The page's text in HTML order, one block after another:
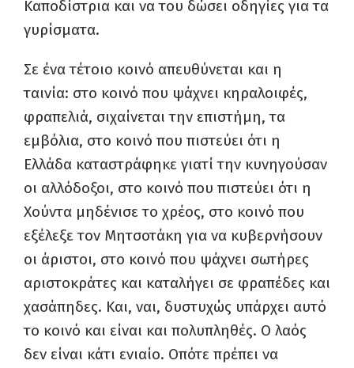
Καποδίστρια και να του δώσει οδηγίες για τα
γυρίσματα.
Σε ένα τέτοιο κοινό απευθύνεται και η
ταινία: στο κοινό που ψάχνει κηραλοιφές,
φραπελιά, σιχαίνεται την επιστήμη, τα
εμβόλια, στο κοινό που πιστεύει ότι η
Ελλάδα καταστράφηκε γιατί την κυνηγούσαν
οι αλλόδοξοι, στο κοινό που πιστεύει ότι η
Χούντα μηδένισε το χρέος, στο κοινό που
εξέλεξε τον Μητσοτάκη για να κυβερνήσουν
οι άριστοι, στο κοινό που ψάχνει σωτήρες
αριστοκράτες και καταλήγει σε φραπέδες και
χασάπηδες. Και, ναι, δυστυχώς υπάρχει αυτό
το κοινό και είναι και πολυπληθές. Ο λαός
δεν είναι κάτι ενιαίο. Οπότε πρέπει να